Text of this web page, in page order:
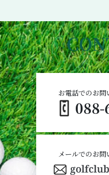
088-
お電話でのお問
メールでのお問